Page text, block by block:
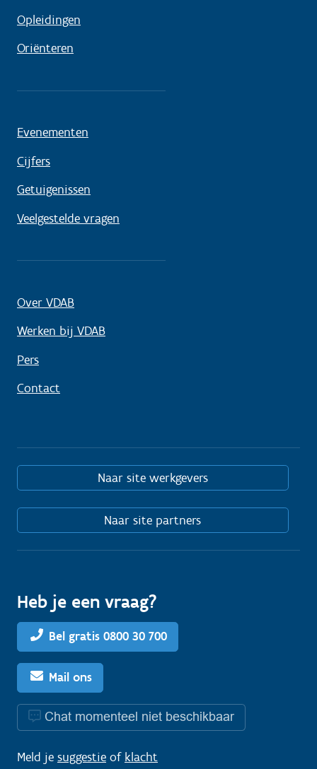
Opleidingen
Oriënteren
Evenementen
Cijfers
Getuigenissen
Veelgestelde vragen
Over VDAB
Werken bij VDAB
Pers
Contact
Naar site werkgevers
Naar site partners
Heb je een vraag?
Bel gratis 0800 30 700
Mail ons
Chat momenteel niet beschikbaar
Meld je suggestie of klacht